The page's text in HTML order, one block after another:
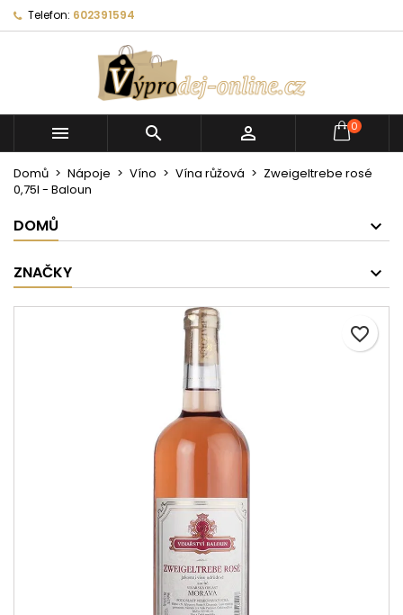
Telefon: 602391594
   0
Domů Nápoje Víno Vína růžová
Zweigeltrebe rosé
0,75l - Baloun
DOMŮ
ZNAČKY
favorite_border